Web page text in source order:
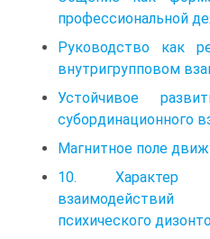
профессиональной
Руководство как
внутригрупповом
Устойчивое
субординационного
Магнитное поле
10. Характер
психического